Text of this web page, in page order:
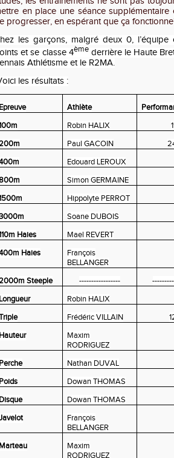
en place une séance
progresser, en espérant que ça
les garçons, malgré deux 0, l’équipe
et se classe 4èmederrière le Haute
Athlétisme et le R2MA.
les résultats :
Epreuve Athlète
Robin HALIX
Paul GACOIN
Edouard LEROUX
Simon GERMAINE
Hippolyte PERROT
Soane DUBOIS
Haies
Mael REVERT
Haies
François
BELLANGER
Steeple
-----------------
Longueur
Robin HALIX
Frédéric VILLAIN
Hauteur
Maxim
RODRIGUEZ
Perche
Nathan DUVAL
Poids
Dowan THOMAS
Disque
Dowan THOMAS
François
BELLANGER
Marteau
Maxim
RODRIGUEZ